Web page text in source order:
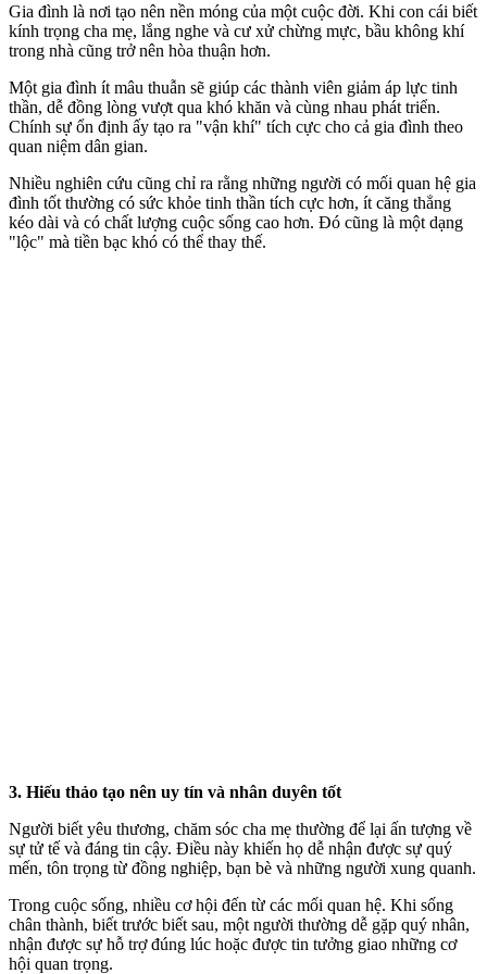
Gia đình là nơi tạo nên nền móng của một cuộc đời. Khi con cái biết
kính trọng cha mẹ, lắng nghe và cư xử chừng mực, bầu không khí
trong nhà cũng trở nên hòa thuận hơn.
Một gia đình ít mâu thuẫn sẽ giúp các thành viên giảm áp lực tinh
thần, dễ đồng lòng vượt qua khó khăn và cùng nhau phát triển.
Chính sự ổn định ấy tạo ra "vận khí" tích cực cho cả gia đình theo
quan niệm dân gian.
Nhiều nghiên cứu cũng chỉ ra rằng những người có mối quan hệ gia
đình tốt thường có sức khỏe tinh thần tích cực hơn, ít căng thẳng
kéo dài và có chất lượng cuộc sống cao hơn. Đó cũng là một dạng
"lộc" mà tiền bạc khó có thể thay thế.
3. Hiếu thảo tạo nên uy tín và nhân duyên tốt
Người biết yêu thương, chăm sóc cha mẹ thường để lại ấn tượng về
sự tử tế và đáng tin cậy. Điều này khiến họ dễ nhận được sự quý
mến, tôn trọng từ đồng nghiệp, bạn bè và những người xung quanh.
Trong cuộc sống, nhiều cơ hội đến từ các mối quan hệ. Khi sống
chân thành, biết trước biết sau, một người thường dễ gặp quý nhân,
nhận được sự hỗ trợ đúng lúc hoặc được tin tưởng giao những cơ
hội quan trọng.